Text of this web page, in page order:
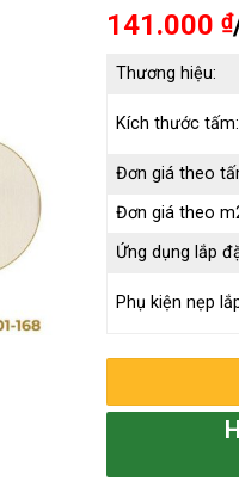
141.000 ₫
Thương hiệu:
Kích thước tấm:
Đơn giá theo
Đơn giá theo
Ứng dụng lắp
Phụ kiện nẹp